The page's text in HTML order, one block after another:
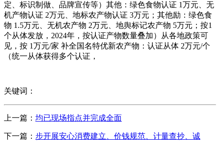
定、标识制做、品牌宣传等）其他：绿色食物认证 1万元、无
机产物认证 2万元、地标农产物认证 3万元；其他励：绿色食
物 1.5万元、无机农产物 2万元、地舆标记农产物 5万元；按1
个从体发放，2024年，按认证产物数量叠加）从各地政策可
见，按 1万元/家 补全国名特优新农产物：认证从体 2万元/个
（统一从体获得多个认证，
关键词：
上一篇： 均已现场指点并完成全面
下一篇： 步开展安心消费建立、价钱规范、计量查抄、诚